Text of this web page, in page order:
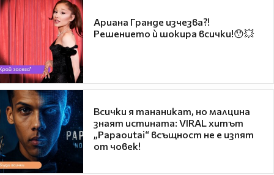
Ариана Гранде изчезва?!
Решението ѝ шокира всички!😯💥
Всички я тананикат, но малцина
знаят истината: VIRAL хитът
„Papaoutai“ всъщност не е изпят
от човек!